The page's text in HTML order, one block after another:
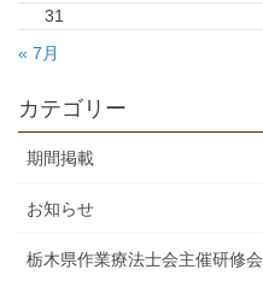
31
« 7月
カテゴリー
期間掲載
お知らせ
栃木県作業療法士会主催研修会